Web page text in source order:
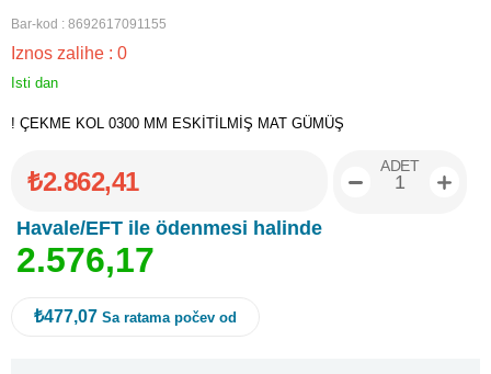
Bar-kod : 8692617091155
Iznos zalihe : 0
Isti dan
! ÇEKME KOL 0300 MM ESKİTİLMİŞ MAT GÜMÜŞ
₺2.862,41
Havale/EFT ile ödenmesi halinde
2.576,17
ADET
₺477,07 Sa ratama počev od